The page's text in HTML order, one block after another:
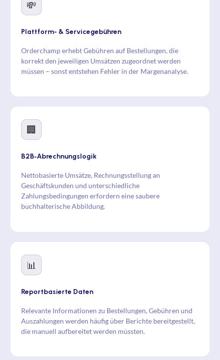
💸
Plattform- & Servicegebühren
Orderchamp erhebt Gebühren auf Bestellungen, die
korrekt den jeweiligen Umsätzen zugeordnet werden
müssen – sonst entstehen Fehler in der Margenanalyse.
🏢
B2B‑Abrechnungslogik
Nettobasierte Umsätze, Rechnungsstellung an
Geschäftskunden und unterschiedliche
Zahlungsbedingungen erfordern eine saubere
buchhalterische Abbildung.
📊
Reportbasierte Daten
Relevante Informationen zu Bestellungen, Gebühren und
Auszahlungen werden häufig über Berichte bereitgestellt,
die manuell aufbereitet werden müssten.